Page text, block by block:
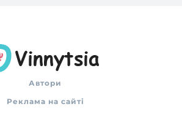
Автори
Реклама на сайті